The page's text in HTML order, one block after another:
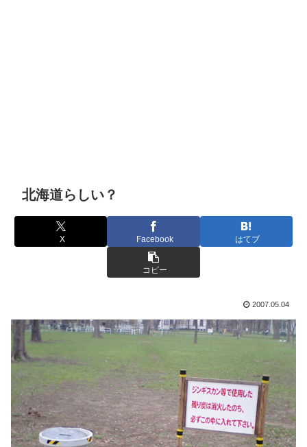
北海道らしい？
X Facebook はてブ
コピー
2007.05.04